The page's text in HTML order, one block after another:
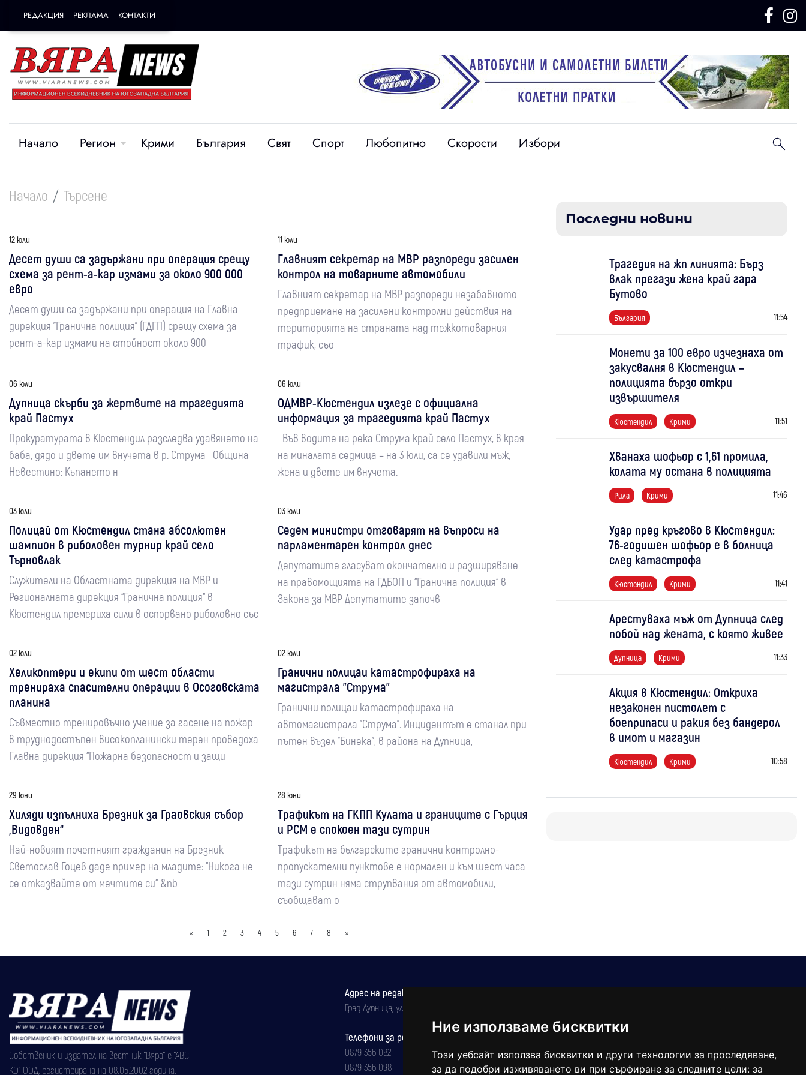
Ние използваме бисквитки
Този уебсайт използва бисквитки и други технологии за проследяване,
за да подобри изживяването ви при сърфиране за следните цели: за
РЕДАКЦИЯ РЕКЛАМА КОНТАКТИ
Начало Регион Крими България Свят Спорт Любопитно Скорости Избори
Начало Търсене
12 юли
Десет души са задържани при операция срещу
схема за рент-а-кар измами за около 900 000
евро
Десет души са задържани при операция на Главна
дирекция "Гранична полиция" (ГДГП) срещу схема за
рент-а-кар измами на стойност около 900
11 юли
Главният секретар на МВР разпореди засилен
контрол на товарните автомобили
Главният секретар на МВР разпореди незабавното
предприемане на засилени контролни действия на
територията на страната над тежкотоварния
трафик, съо
06 юли
Дупница скърби за жертвите на трагедията
край Пастух
Прокуратурата в Кюстендил разследва удавянето на
баба, дядо и двете им внучета в р. Струма Община
Невестино: Къпането н
06 юли
ОДМВР-Кюстендил излезе с официална
информация за трагедията край Пастух
Във водите на река Струма край село Пастух, в края
на миналата седмица – на 3 юли, са се удавили мъж,
жена и двете им внучета.
03 юли
Полицай от Кюстендил стана абсолютен
шампион в риболовен турнир край село
Търновлак
Служители на Областната дирекция на МВР и
Регионалната дирекция “Гранична полиция“ в
Кюстендил премериха сили в оспорвано риболовно със
03 юли
Седем министри отговарят на въпроси на
парламентарен контрол днес
Депутатите гласуват окончателно и разширяване
на правомощията на ГДБОП и “Гранична полиция“ в
Закона за МВР Депутатите започв
02 юли
Хеликоптери и екипи от шест области
тренираха спасителни операции в Осоговската
планина
Съвместно тренировъчно учение за гасене на пожар
в труднодостъпен високопланински терен проведоха
Главна дирекция “Пожарна безопасност и защи
02 юли
Гранични полицаи катастрофираха на
магистрала "Струма"
Гранични полицаи катастрофираха на
автомагистрала "Струма". Инцидентът е станал при
пътен възел "Бинека", в района на Дупница,
29 юни
Хиляди изпълниха Брезник за Граовския събор
„Видовден“
Най-новият почетният гражданин на Брезник
Светослав Гоцев даде пример на младите: “Никога не
се отказвайте от мечтите си“ &nb
28 юни
Трафикът на ГКПП Кулата и границите с Гърция
и РСМ е спокоен тази сутрин
Трафикът на българските гранични контролно-
пропускателни пунктове е нормален и към шест часа
тази сутрин няма струпвания от автомобили,
съобщават о
« 1 2 3 4 5 6 7 8 »
Последни новини
Трагедия на жп линията: Бърз
влак прегази жена край гара
Бутово
България 11:54
Монети за 100 евро изчезнаха от
закусвалня в Кюстендил –
полицията бързо откри
извършителя
Кюстендил Крими 11:51
Хванаха шофьор с 1,61 промила,
колата му остана в полицията
Рила Крими 11:46
Удар пред кръгово в Кюстендил:
76-годишен шофьор е в болница
след катастрофа
Кюстендил Крими 11:41
Арестуваха мъж от Дупница след
побой над жената, с която живее
Дупница Крими 11:33
Акция в Кюстендил: Откриха
незаконен пистолет с
боеприпаси и ракия без бандерол
в имот и магазин
Кюстендил Крими 10:58
Собственик и издател на вестник "Вяра" е "АВС
КО" ООД, регистрирана на 08.05.2002 година.
Адрес на редакцията
Град Дупница, ул.''Христо Ботев" 43
Телефони за реклама и абонаменти
0879 356 082
0879 356 098
balgarkanews@gmail.com